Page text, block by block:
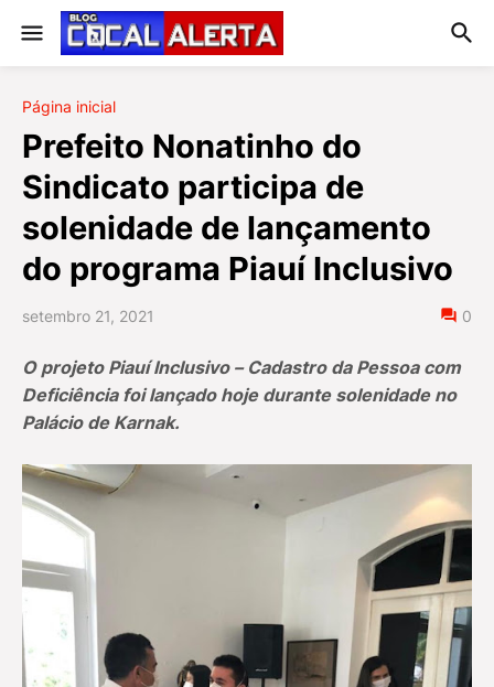
Página inicial
Prefeito Nonatinho do
Sindicato participa de
solenidade de lançamento
do programa Piauí Inclusivo
setembro 21, 2021 0
O projeto Piauí Inclusivo – Cadastro da Pessoa com
Deficiência foi lançado hoje durante solenidade no
Palácio de Karnak.